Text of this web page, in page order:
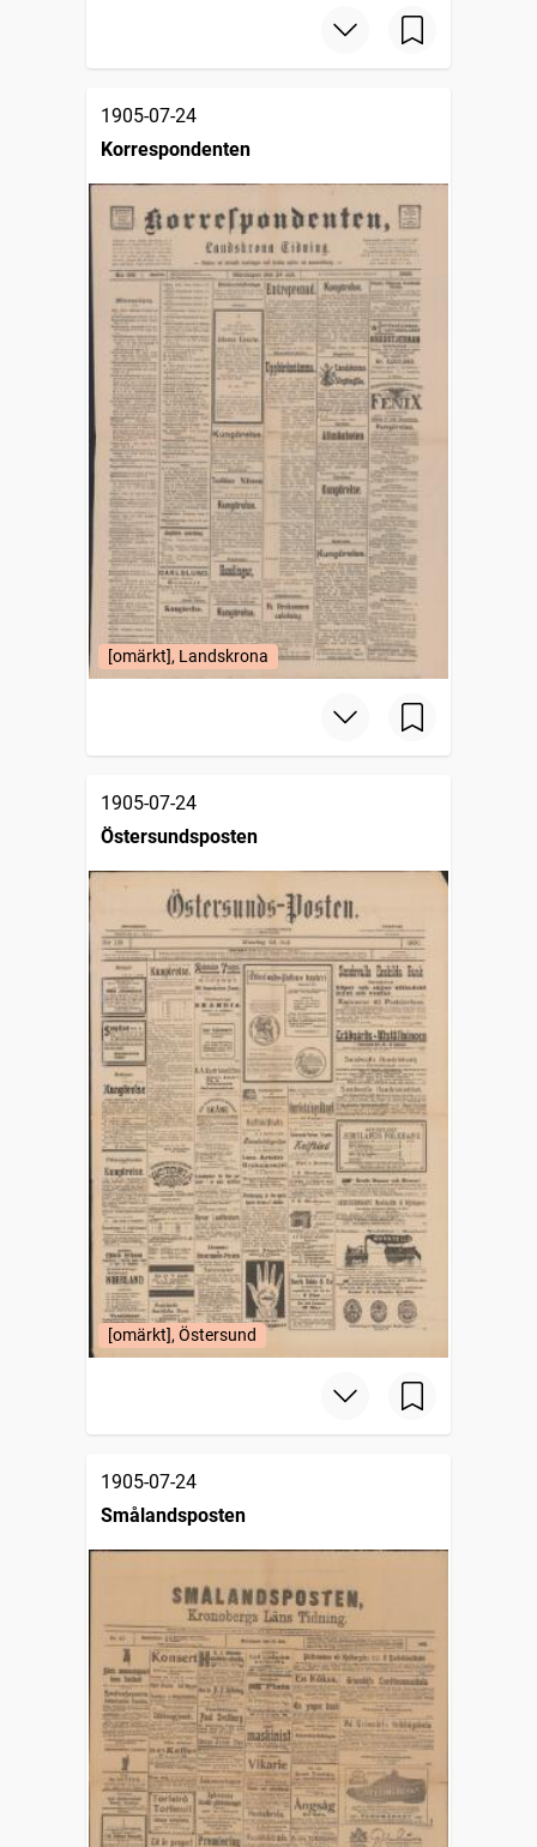
1905-07-24
Korrespondenten
[omärkt], Landskrona
1905-07-24
Östersundsposten
[omärkt], Östersund
1905-07-24
Smålandsposten